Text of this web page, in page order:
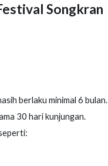
Songkran
berlaku minimal 6 bulan.
30 hari kunjungan.